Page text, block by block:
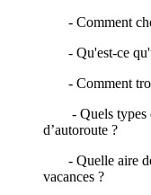
- Comment
- Qu'est-ce
- Comment
- Quels types
d’autoroute ?
- Quelle aire de
vacances ?